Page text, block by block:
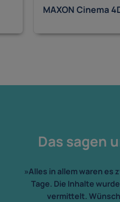
MAXON Cinema
Das sagen
»Alles in allem waren es
Tage. Die Inhalte
vermittelt.